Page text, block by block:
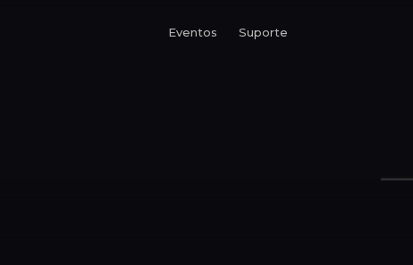
Eventos Suporte